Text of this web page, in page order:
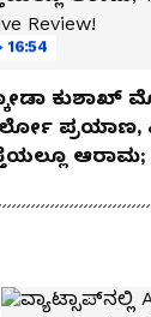
16:54
ಕುಶಾಖ್
ಪ್ರಯಾಣ,
ಆರಾಮ;